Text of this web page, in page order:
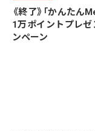
《終了》「かんたん
1万ポイントプレゼ
ンペーン